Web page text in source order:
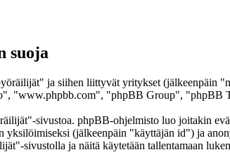
suoja
ja siihen liittyvät yritykset
"www.phpbb.com", "phpBB Group", "phpBB
sivustoa. phpBB-ohjelmisto luo joitakin
yksilöimiseksi (jälkeenpäin "käyttäjän id") ja
sivustolla ja näitä käytetään tallentamaan